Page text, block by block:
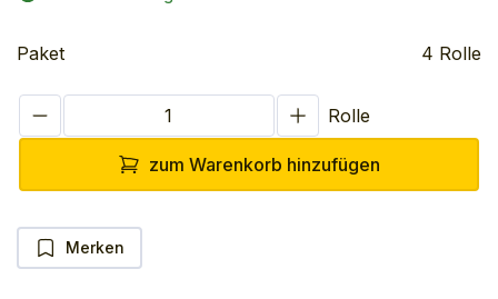
Paket 4 Rolle
Rolle
zum Warenkorb hinzufügen
Merken